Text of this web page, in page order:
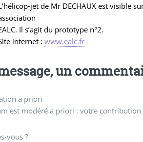
jet de Mr DECHAUX est visible
Il s’agit du prototype n°2.
internet :www.ealc.fr
un
a priori
est modéré a priori : votre contribution
vous ?